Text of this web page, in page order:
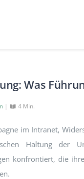
Was
| 4 Min.
im Intranet,
Haltung der
konfrontiert, die